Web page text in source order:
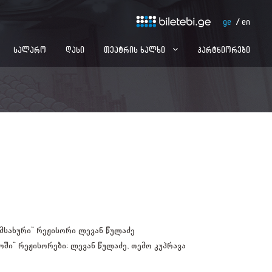
ge en
სალარო დასი თეატრის ხალხი პარტნიორები
რეჟისორი ლევან წულაძე
რეჟისორები: ლევან წულაძე, თემო კუპრავა